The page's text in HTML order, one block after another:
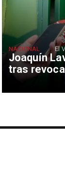
Joaquín
tras
NACIONAL El